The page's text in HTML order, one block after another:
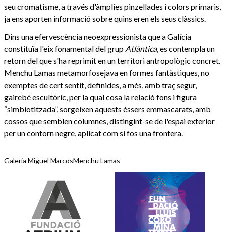
seu cromatisme, a través d'àmplies pinzellades i colors primaris,
ja ens aporten informació sobre quins eren els seus clàssics.
Dins una efervescència neoexpressionista que a Galícia
constituïa l'eix fonamental del grup Atlàntica, es contempla un
retorn del que s'ha reprimit en un territori antropològic concret.
Menchu Lamas metamorfosejava en formes fantàstiques, no
exemptes de cert sentit, definides, a més, amb traç segur,
gairebé escultòric, per la qual cosa la relació fons i figura
“simbiotitzada”, sorgeixen aquests éssers emmascarats, amb
cossos que semblen columnes, distingint-se de l'espai exterior
per un contorn negre, aplicat com si fos una frontera.
Galeria Miguel MarcosMenchu Lamas